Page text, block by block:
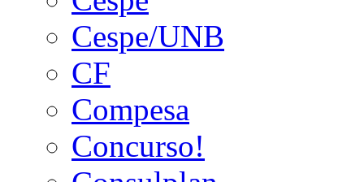
Cespe/UNB
CF
Compesa
Concurso!